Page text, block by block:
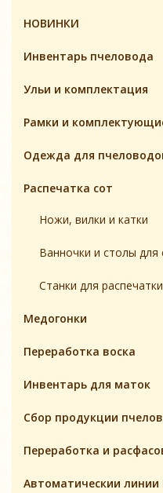
НОВИНКИ
Инвентарь пчеловодa
Ульи и комплектация
Pамки и
Одежда для
Распечатка сот
Ножи, вилки и катки
Ванночки и столы для
Станки для
Медогонки
Переработка воска
Инвентарь для маток
Cбор продукции
Переработка и
Автоматическии линии